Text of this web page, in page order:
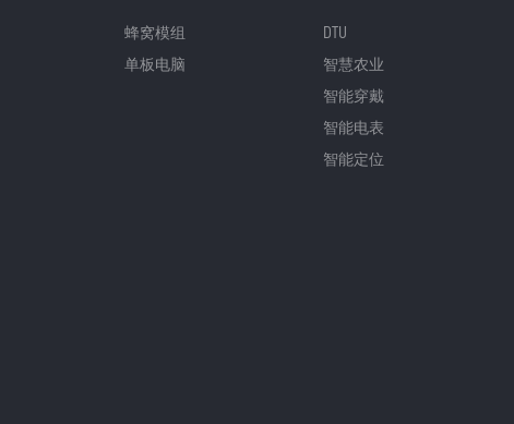
蜂窝模组
单板电脑
DTU
智慧农业
智能穿戴
智能电表
智能定位